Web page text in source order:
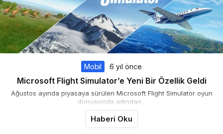
Mobil 6 yıl önce
Microsoft Flight Simulator’e Yeni Bir Özellik Geldi
Ağustos ayında piyasaya sürülen Microsoft Flight Simulator oyun
dünyasında adından...
Haberi Oku